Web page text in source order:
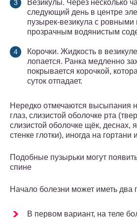
Везикулы. Через несколько
следующий день в центре
пузырек-везикула с ровными
прозрачным водянистым
Корочки. Жидкость в
лопается. Ранка медленно
покрывается корочкой,
суток отпадает.
Нередко отмечаются высыпания
глаз, слизистой оболочке рта
слизистой оболочке щёк, деснах,
стенке глотки), иногда на
Подобные пузырьки могут
спине
Начало болезни может иметь два
В первом вариант, на теле